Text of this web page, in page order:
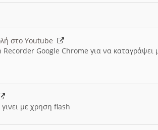
στο Youtube
Recorder Google Chrome για να καταγράψει
γινει με χρηση flash